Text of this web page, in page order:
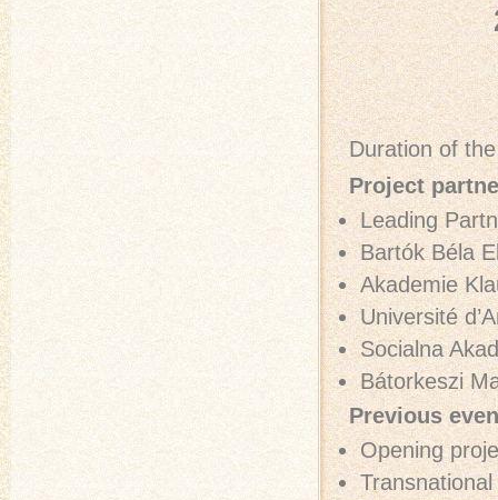
Duration of
Project
Leading
Bartók Béla
Akademie
Université
Socialna
Bátorkeszi
Previous
Opening